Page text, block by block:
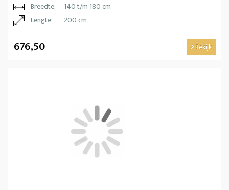
Breedte:
140 t/m 180 cm
Lengte:
200 cm
676,50 Bekijk